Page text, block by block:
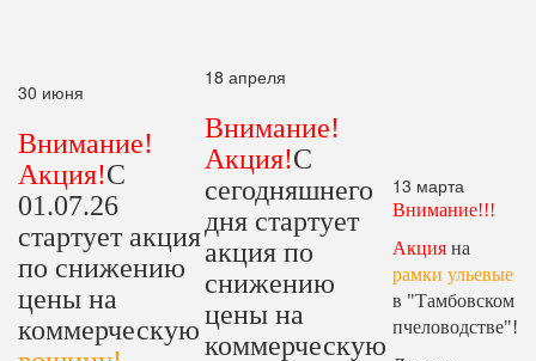
30 июня
Внимание!
Акция!С
01.07.26
стартует акция
по снижению
цены на
коммерческую
18 апреля
Внимание!
Акция!С
сегодняшнего
дня стартует
акция по
снижению
цены на
коммерческую
13 марта
Внимание!!!
Акция на
рамки ульевые
в "Тамбовском
пчеловодстве"!